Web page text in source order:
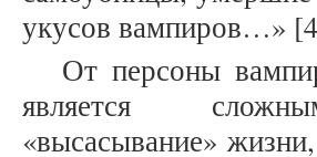
укусов вампиров…»
От персоны
является
«высасывание»